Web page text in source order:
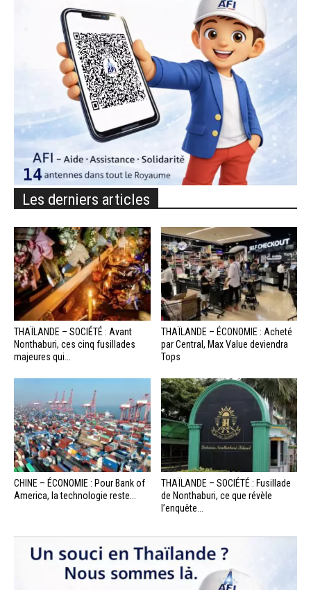
Les derniers articles
THAÏLANDE – SOCIÉTÉ : Avant
Nonthaburi, ces cinq fusillades
majeures qui...
THAÏLANDE – ÉCONOMIE : Acheté
par Central, Max Value deviendra
Tops
CHINE – ÉCONOMIE : Pour Bank of
America, la technologie reste...
THAÏLANDE – SOCIÉTÉ : Fusillade
de Nonthaburi, ce que révèle
l’enquête...